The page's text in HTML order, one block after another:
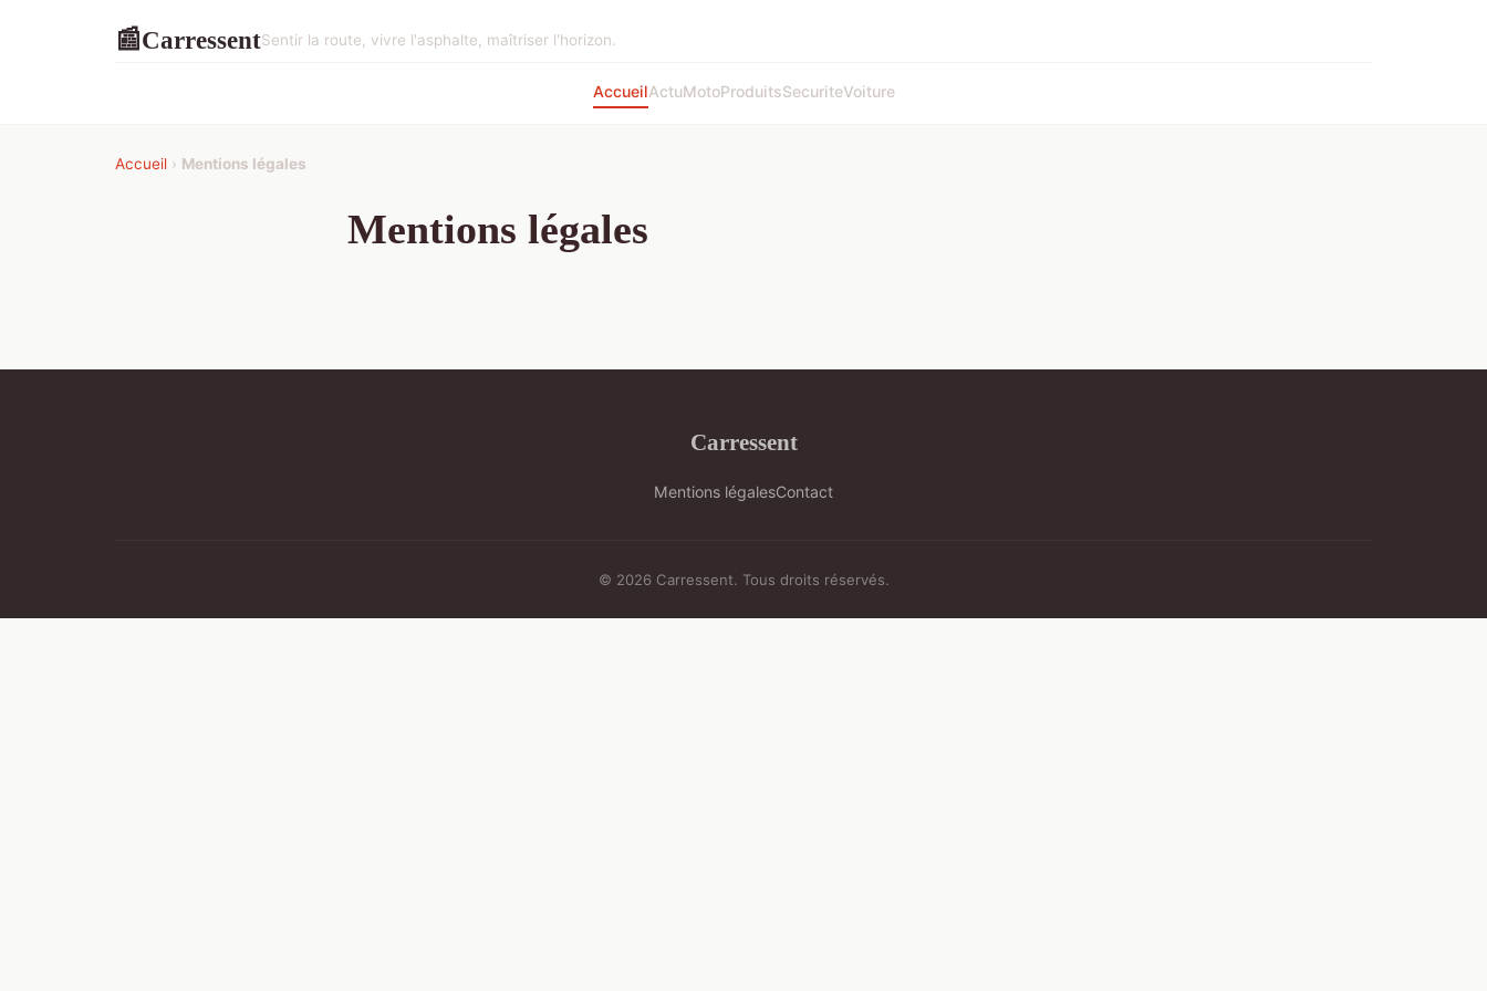
📰CarressentSentir la route, vivre l'asphalte, maîtriser l'horizon.
AccueilActuMotoProduitsSecuriteVoiture
Accueil › Mentions légales
Mentions légales
Carressent
Mentions légalesContact
© 2026 Carressent. Tous droits réservés.